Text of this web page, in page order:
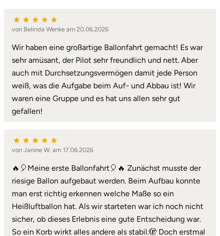
von Belinda Wenke am 20.06.2026
Wir haben eine großartige Ballonfahrt gemacht! Es war
sehr amüsant, der Pilot sehr freundlich und nett. Aber
auch mit Durchsetzungsvermögen damit jede Person
weiß, was die Aufgabe beim Auf- und Abbau ist! Wir
waren eine Gruppe und es hat uns allen sehr gut
gefallen!
von Janine W. am 17.06.2026
🔥🎈Meine erste Ballonfahrt🎈🔥 Zunächst musste der
riesige Ballon aufgebaut werden. Beim Aufbau konnte
man erst richtig erkennen welche Maße so ein
Heißluftballon hat. Als wir starteten war ich noch nicht
sicher, ob dieses Erlebnis eine gute Entscheidung war.
So ein Korb wirkt alles andere als stabil.🫣 Doch erstmal